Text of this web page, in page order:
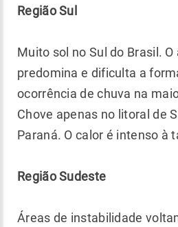
Região Sul
Muito sol no Sul do Brasil.
predomina e dificulta a
ocorrência de chuva na
Chove apenas no litoral de
Paraná. O calor é intenso à
Região Sudeste
Áreas de instabilidade